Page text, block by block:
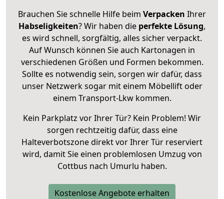
Brauchen Sie schnelle Hilfe beim Verpacken Ihrer
Habseligkeiten? Wir haben die perfekte Lösung,
es wird schnell, sorgfältig, alles sicher verpackt.
Auf Wunsch können Sie auch Kartonagen in
verschiedenen Größen und Formen bekommen.
Sollte es notwendig sein, sorgen wir dafür, dass
unser Netzwerk sogar mit einem Möbellift oder
einem Transport-Lkw kommen.
Kein Parkplatz vor Ihrer Tür? Kein Problem! Wir
sorgen rechtzeitig dafür, dass eine
Halteverbotszone direkt vor Ihrer Tür reserviert
wird, damit Sie einen problemlosen Umzug von
Cottbus nach Umurlu haben.
Kostenlose Angebote erhalten